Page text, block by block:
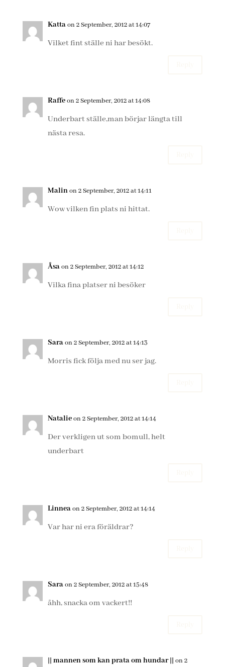
Kattaon 2 September, 2012 at 14:07
Vilket fint ställe ni har besökt.
Raffeon 2 September, 2012 at 14:08
Underbart ställe,man börjar längta till
nästa resa.
Malinon 2 September, 2012 at 14:11
Wow vilken fin plats ni hittat.
Åsaon 2 September, 2012 at 14:12
Vilka fina platser ni besöker
Saraon 2 September, 2012 at 14:13
Morris fick följa med nu ser jag.
Natalieon 2 September, 2012 at 14:14
Der verkligen ut som bomull, helt
underbart
Linneaon 2 September, 2012 at 14:14
Var har ni era föräldrar?
Saraon 2 September, 2012 at 15:48
åhh, snacka om vackert!!
|| mannen som kan prata om hundar || on 2